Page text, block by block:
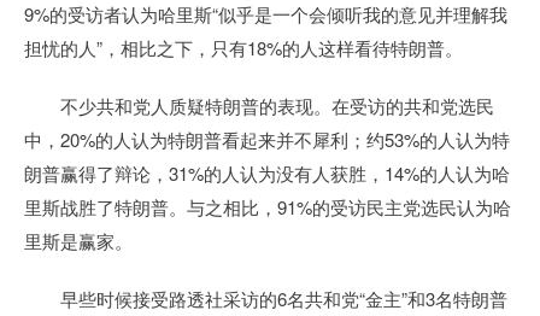
9%的受访者认为哈里斯“似乎是一个会倾听我的意见并理解我
担忧的人”，相比之下，只有18%的人这样看待特朗普。
不少共和党人质疑特朗普的表现。在受访的共和党选民
中，20%的人认为特朗普看起来并不犀利；约53%的人认为特
朗普赢得了辩论，31%的人认为没有人获胜，14%的人认为哈
里斯战胜了特朗普。与之相比，91%的受访民主党选民认为哈
里斯是赢家。
早些时候接受路透社采访的6名共和党“金主”和3名特朗普